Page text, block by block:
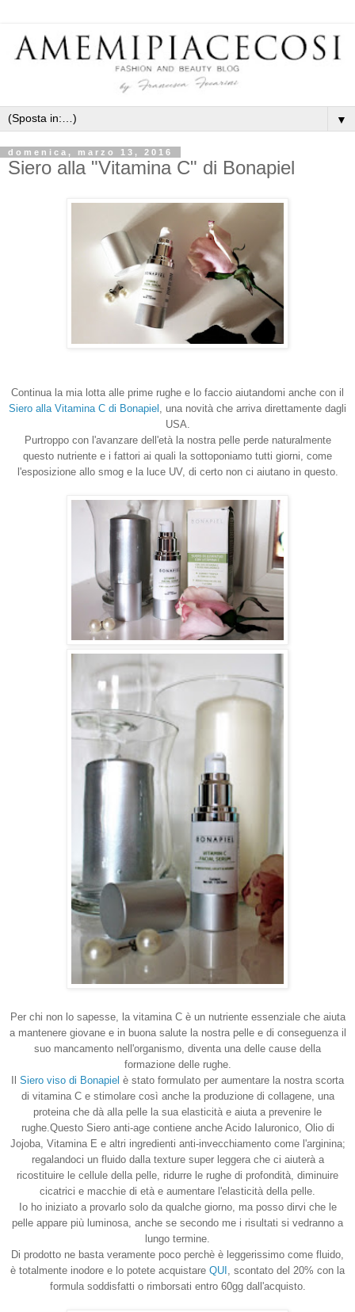
▼
domenica, marzo 13, 2016
Siero alla "Vitamina C" di Bonapiel
Continua la mia lotta alle prime rughe e lo faccio aiutandomi anche con il
Siero alla Vitamina C di Bonapie
, una novità che arriva direttamente dagli
USA.
Purtroppo con l'avanzare dell'età la nostra pelle perde naturalmente
questo nutriente e i fattori ai quali la sottoponiamo tutti giorni, come
l'esposizione allo smog e la luce UV, di certo non ci aiutano in questo.
Per chi non lo sapesse, la vitamina C è un nutriente essenziale che aiuta
a mantenere giovane e in buona salute la nostra pelle e di conseguenza il
suo mancamento nell'organismo, diventa una delle cause della
formazione delle rughe.
Siero viso di Bonapiel è stato formulato per aumentare la nostra scorta
di vitamina C e stimolare così anche la produzione di collagene, una
proteina che dà alla pelle la sua elasticità e aiuta a prevenire le
rughe. Questo Siero anti-age contiene anche Acido Ialuronico, Olio di
Jojoba, Vitamina E e altri ingredienti anti-invecchiamento come l'arginina;
regalandoci un fluido dalla texture super leggera che ci aiuterà a
ricostituire le cellule della pelle, ridurre le rughe di profondità, diminuire
cicatrici e macchie di età e aumentare l'elasticità della pelle.
Io ho iniziato a provarlo solo da qualche giorno, ma posso dirvi che le
pelle appare più luminosa, anche se secondo me i risultati si vedranno a
lungo termine.
Di prodotto ne basta veramente poco perchè è leggerissimo come fluido
è totalmente inodore e lo potete acquistare QUI
scontato del 20% con la
formula soddisfatti o rimborsati entro 60gg dall'acquisto.